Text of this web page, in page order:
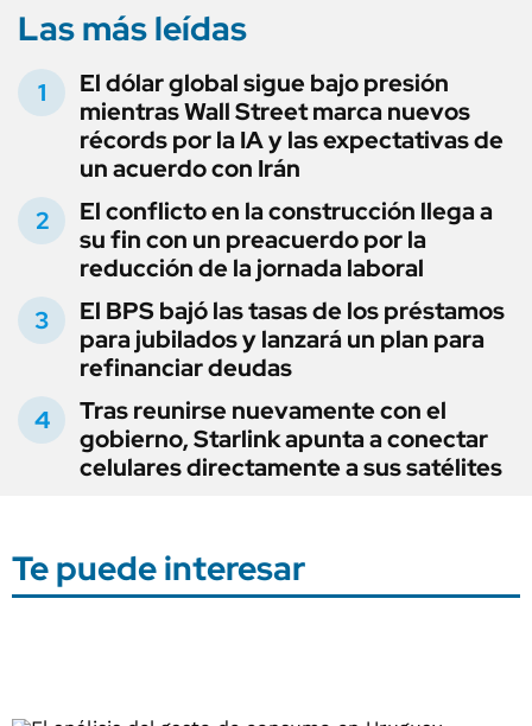
Las más leídas
El dólar global sigue bajo presión
mientras Wall Street marca nuevos
récords por la IA y las expectativas de
un acuerdo con Irán
El conflicto en la construcción llega a
su fin con un preacuerdo por la
reducción de la jornada laboral
El BPS bajó las tasas de los préstamos
para jubilados y lanzará un plan para
refinanciar deudas
Tras reunirse nuevamente con el
gobierno, Starlink apunta a conectar
celulares directamente a sus satélites
Te puede interesar